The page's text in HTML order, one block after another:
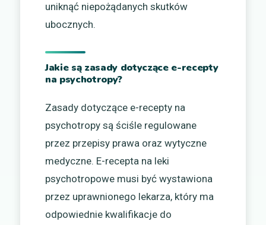
uniknąć niepożądanych skutków
ubocznych.
Jakie są zasady dotyczące e-recepty
na psychotropy?
Zasady dotyczące e-recepty na
psychotropy są ściśle regulowane
przez przepisy prawa oraz wytyczne
medyczne. E-recepta na leki
psychotropowe musi być wystawiona
przez uprawnionego lekarza, który ma
odpowiednie kwalifikacje do